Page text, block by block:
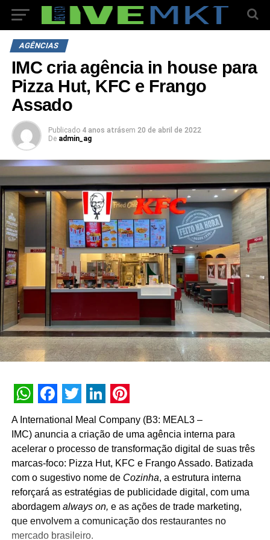
AGÊNCIAS
IMC cria agência in house para
Pizza Hut, KFC e Frango
Assado
Publicado 4 anos atrásem 20 de abril de 2022
De admin_ag
WhatsApp
Facebook
Twitter
LinkedIn
Pinterest
A International Meal Company (B3: MEAL3 –
IMC) anuncia a criação de uma agência interna para
acelerar o processo de transformação digital de suas três
marcas-foco: Pizza Hut, KFC e Frango Assado. Batizada
com o sugestivo nome de Cozinha, a estrutura interna
reforçará as estratégias de publicidade digital, com uma
abordagem always on, e as ações de trade marketing,
que envolvem a comunicação dos restaurantes no
mercado brasileiro.